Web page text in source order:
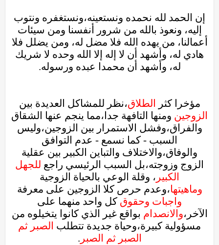
إن الحمد لله نحمده ونستعينه،ونستغفره ونتوب
إليه، ونعوذ بالله من شرور أنفسنا ومن سيئات
أعمالنا، من يهده الله فلا مضل له، ومن يضلل فلا
هادي له، وأشهد أن لا إله إلا الله وحده لا شريك
له، وأشهد أن محمدا عبده ورسوله.
مؤخرا كثر الطلاق،نظر للمشاكل العديدة بين
الزوجين ومنها التافهة جدا،مما ينجم عنها الشقاق
والفراق،وفشل الاستمرار بين الزوجين،وليس
السبب - كما نسمع - عدم التوافق
والوفاق،والاختلاف والتباين الكبير بين عقلية
الزوج وزوجته،بل السبب الرئيسي راجع للجهل
الكبير ، وقلة الوعي بالحياة الزوجية
وماهيتها،وعدم حرص كلا الزوجين على معرفة
واجبات وحقوق كل واحد منهما على
الآخر،والانصدام بواقع غير الذي كانوا يتخيلوه من
مسؤولية كبيرة،وحياة جديدة تتطلب الصبر ثم
الصبر ثم الصبر .